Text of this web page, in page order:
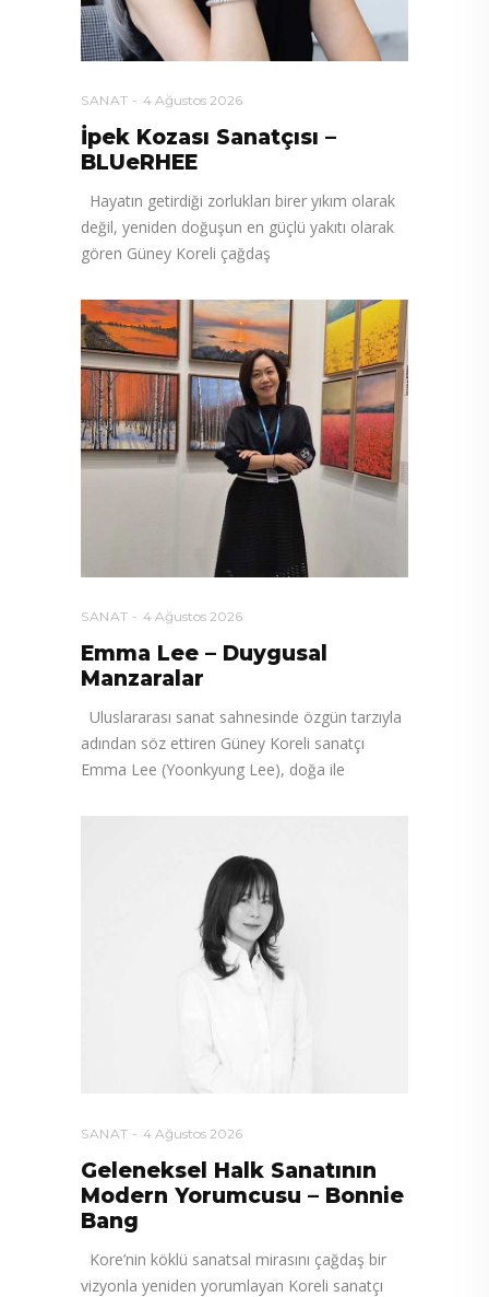
SANAT 4 Ağustos 2026
İpek Kozası Sanatçısı –
BLUeRHEE
Hayatın getirdiği zorlukları birer yıkım olarak
değil, yeniden doğuşun en güçlü yakıtı olarak
gören Güney Koreli çağdaş
SANAT 4 Ağustos 2026
Emma Lee – Duygusal
Manzaralar
Uluslararası sanat sahnesinde özgün tarzıyla
adından söz ettiren Güney Koreli sanatçı
Emma Lee (Yoonkyung Lee), doğa ile
SANAT 4 Ağustos 2026
Geleneksel Halk Sanatının
Modern Yorumcusu – Bonnie
Bang
Kore’nin köklü sanatsal mirasını çağdaş bir
vizyonla yeniden yorumlayan Koreli sanatçı